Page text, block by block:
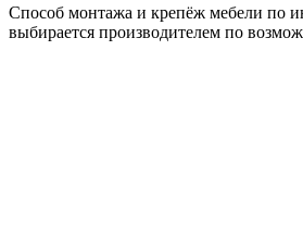
Способ монтажа и крепёж мебели по
выбирается производителем по